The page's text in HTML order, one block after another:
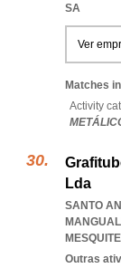
SA
Ver
Matches
Activity
Lda
SANTO
Outras